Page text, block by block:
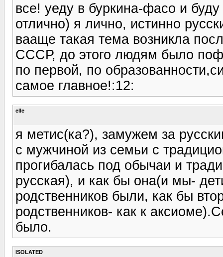
все! уеду в буркина-фасо и
отлично) я лично, истинно
вааще такая тема возникла
СССР, до этого людям было
по первой, по
самое главное!:12:
elle
я метис(ка?), замужем за
с мужчиной из семьи с
прогибалась под обычаи и
русская), и как бы она(и мы-
родственников были, как бы
родственников- как к
было.
ISOLATED